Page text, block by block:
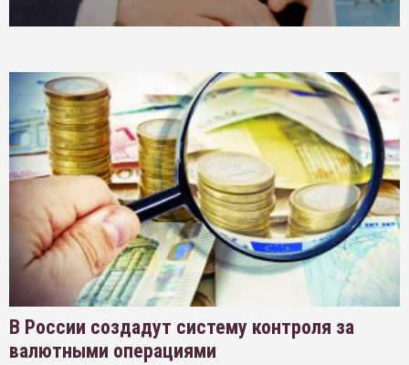
В России создадут систему контроля за
валютными операциями